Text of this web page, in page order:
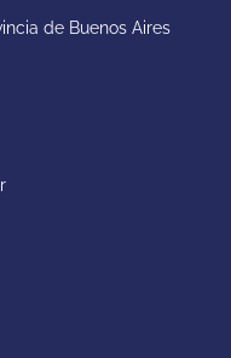
de Buenos Aires